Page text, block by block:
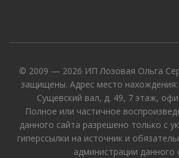
© 2009 — 2026 ИП Лозовая Ольга
защищены. Адрес место нахождения:
Сущевский вал, д. 49, 7 этаж,
Полное или частичное
данного сайта разрешено только с
гиперссылки на источник и
администрации данного